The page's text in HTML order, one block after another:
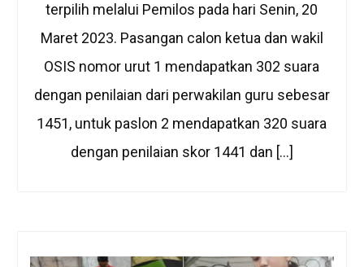
terpilih melalui Pemilos pada hari Senin, 20
Maret 2023. Pasangan calon ketua dan wakil
OSIS nomor urut 1 mendapatkan 302 suara
dengan penilaian dari perwakilan guru sebesar
1451, untuk paslon 2 mendapatkan 320 suara
dengan penilaian skor 1441 dan […]